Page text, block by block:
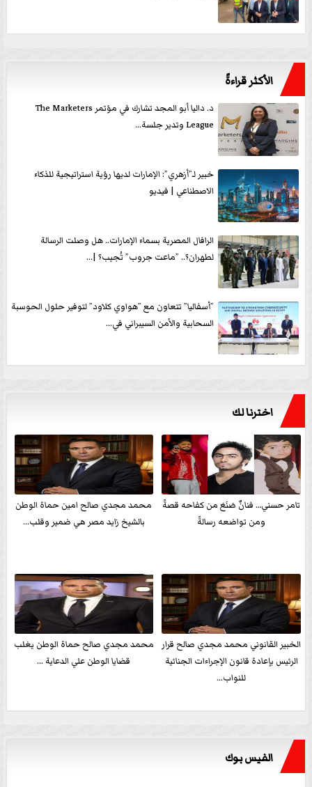
الأكثر قراءةً
د. داليا أبو المجد تشارك في مؤتمر The Marketers
League وتدير جلسة...
خبير لـ”أزهري”: الإمارات لديها رؤية استراتيجية للذكاء
الاصطناعي | فيديو
الرافال المصرية بسماء الإمارات.. هل وصلت الرسالة
لطهران؟.. ”ماعت جروب” تُجيب؟ |...
”أسفاليا” تتعاون مع ”هواوي كلاود” لتوفير حلول الحوسبة
السحابية والأمن السيبراني في...
اخترنا لك
تامر حسني… فنانٌ صَنَعَ من كفاحه قصةً
ومن تواضعه رسالةً
محمد مجدي صالح امين حماة الوطن
بالشيخ زايد مصر هي ضمير وقلب...
الخبير القانوني محمد مجدي صالح قرار
الرئيس بإعادة قانون الإجراءات الجنائية
للنواب...
محمد مجدي صالح حماة الوطن يغلب
قضايا الوطن علي الدعاية ...
الفيس بوك